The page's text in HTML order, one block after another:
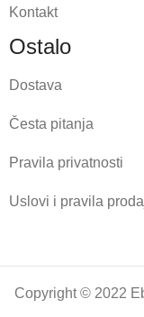
Kontakt
Ostalo
Dostava
Česta pitanja
Pravila privatnosti
Uslovi i pravila
Copyright © 2022